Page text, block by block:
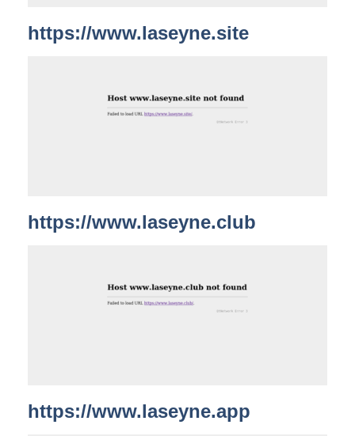
https://www.laseyne.site
https://www.laseyne.club
https://www.laseyne.app